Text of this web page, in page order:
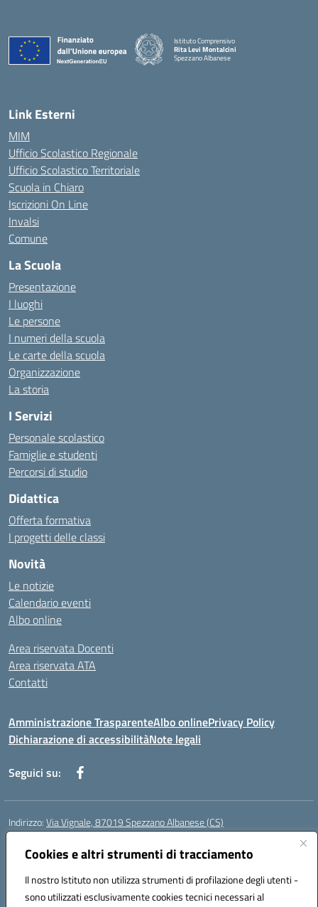
Cookies e altri strumenti di tracciamento
Il nostro Istituto non utilizza strumenti di profilazione degli utenti -
sono utilizzati esclusivamente cookies tecnici necessari al
Istituto Comprensivo
Rita Levi Montalcini
Spezzano Albanese
— Visita la pagina iniziale della scuola
Link Esterni
MIM
Ufficio Scolastico Regionale
Ufficio Scolastico Territoriale
Scuola in Chiaro
Iscrizioni On Line
Invalsi
Comune
La Scuola
Presentazione
I luoghi
Le persone
I numeri della scuola
Le carte della scuola
Organizzazione
La storia
I Servizi
Personale scolastico
Famiglie e studenti
Percorsi di studio
Didattica
Offerta formativa
I progetti delle classi
Novità
Le notizie
Calendario eventi
Albo online
Area riservata Docenti
Area riservata ATA
Contatti
Amministrazione TrasparenteAlbo onlinePrivacy Policy
Dichiarazione di accessibilitàNote legali
Seguici su:
Indirizzo:Via Vignale, 87019 Spezzano Albanese (CS)
Centralino:
Posta elettronica certificata (PEC):csic878003@pec.istruzione.it
Codice fiscale: 94018300783
Codice meccanografico:CSIC878003